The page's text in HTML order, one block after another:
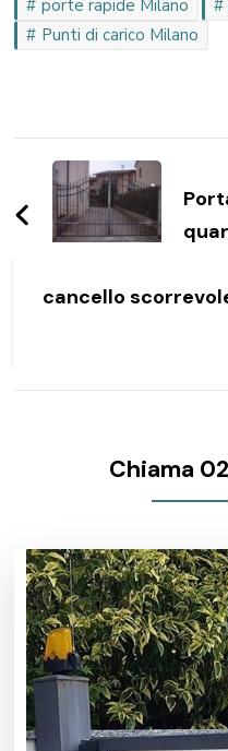
porte rapide Milano
Punti di carico Milano
Navigazione
articoli
cancello
Chiama